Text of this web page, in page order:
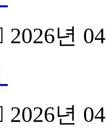
2026년
2026년